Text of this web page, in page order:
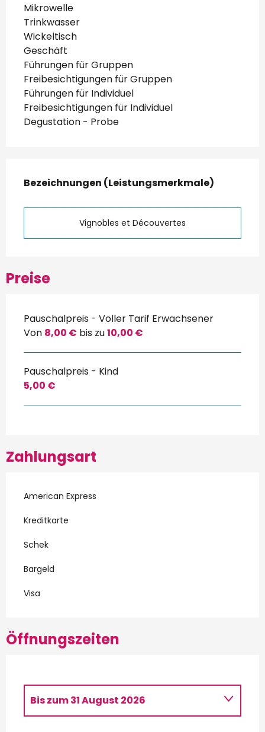
Mikrowelle
Trinkwasser
Wickeltisch
Geschäft
Führungen für Gruppen
Freibesichtigungen für Gruppen
Führungen für Individuel
Freibesichtigungen für Individuel
Degustation - Probe
Leistungensmöglichkeiten
Bezeichnungen (Leistungsmerkmale)
Bezeichnungen (Leistungsmerkmale)
Vignobles et Découvertes
Preise
Pauschalpreis - Voller Tarif Erwachsener
Von 8,00 € bis zu10,00 €
Pauschalpreis - Kind
5,00 €
Zahlungsart
American Express
Kreditkarte
Schek
Bargeld
Visa
Öffnungszeiten
Bis zum31 August 2026